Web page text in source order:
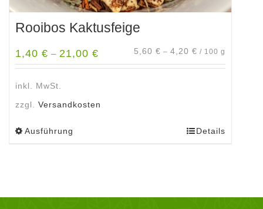
Rooibos Kaktusfeige
1,40 € – 21,00 € 5,60 € – 4,20 € / 100 g
inkl. MwSt.
zzgl. Versandkosten
Ausführung Details